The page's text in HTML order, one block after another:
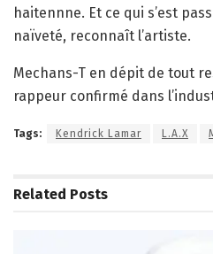
haitennne. Et ce qui s’est
naïveté, reconnaît l’artiste.
Mechans-T en dépit de tout
rappeur confirmé dans
Tags: Kendrick Lamar L.A.X
Related Posts